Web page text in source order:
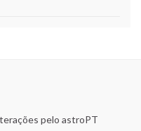
pelo astroPT